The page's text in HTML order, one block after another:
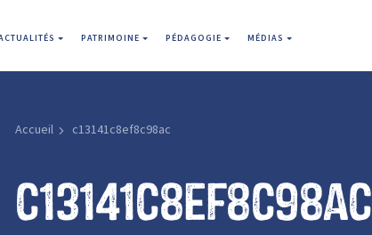
PATRIMOINE PÉDAGOGIE MÉDIAS
Accueil c13141c8ef8c98ac
c13141c8ef8c98ac